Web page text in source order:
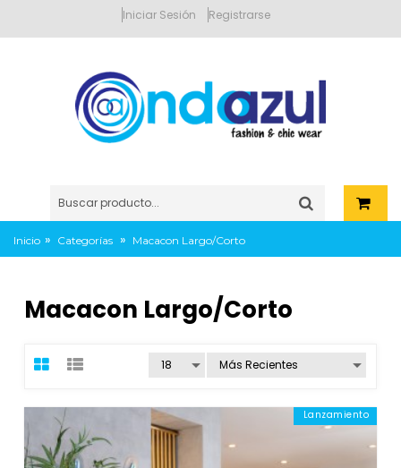
Iniciar Sesión Registrarse
Inicio » Categorías » Macacon Largo/Corto
Macacon Largo/Corto
Lanzamiento